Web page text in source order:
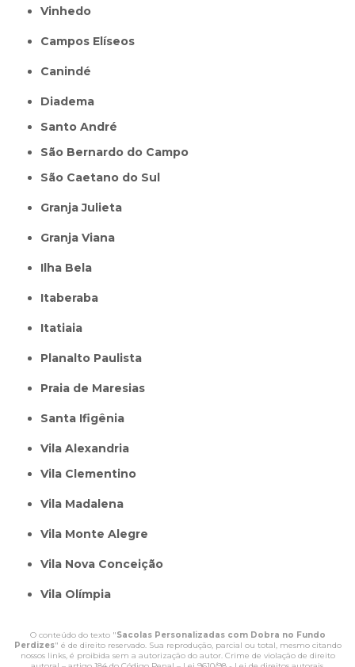
Vinhedo
Campos Elíseos
Canindé
Diadema
Santo André
São Bernardo do Campo
São Caetano do Sul
Granja Julieta
Granja Viana
Ilha Bela
Itaberaba
itatiaia
Planalto Paulista
Praia de Maresias
Santa Ifigênia
Vila Alexandria
Vila Clementino
Vila Madalena
Vila Monte Alegre
Vila Nova Conceição
Vila Olímpia
O conteúdo do texto "Sacolas Personalizadas com Dobra no Fundo
Perdizes" é de direito reservado. Sua reprodução, parcial ou total, mesmo citando
nossos links, é proibida sem a autorização do autor. Crime de violação de direito